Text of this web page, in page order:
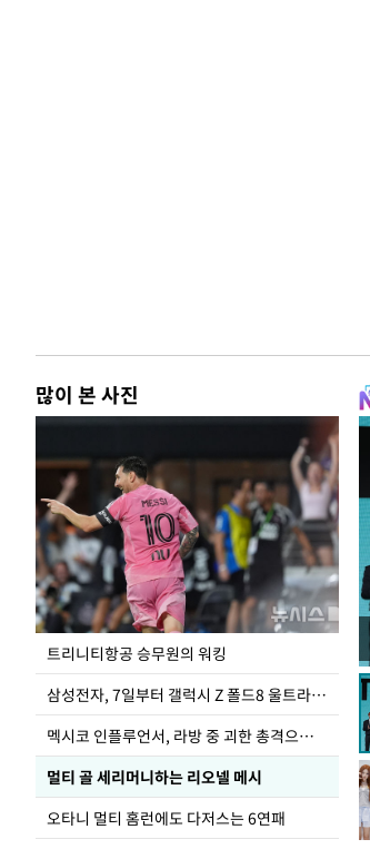
많이 본 사진
트리니티항공 승무원의 워킹
삼성전자, 7일부터 갤럭시 Z 폴드8 울트라·폴드8·플립8 출시
멕시코 인플루언서, 라방 중 괴한 총격으로 사망
멀티 골 세리머니하는 리오넬 메시
오타니 멀티 홈런에도 다저스는 6연패